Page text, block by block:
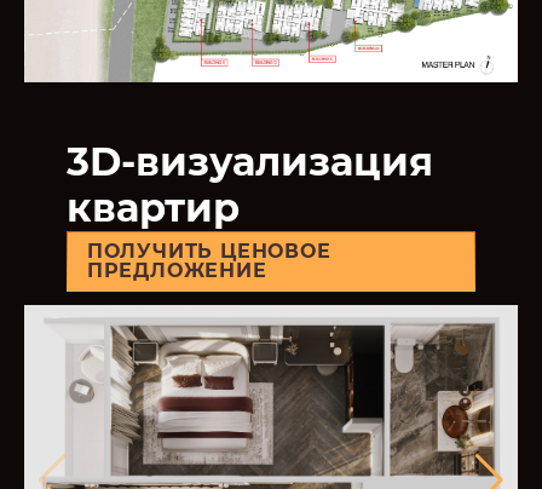
3D-визуализация
квартир
ПОЛУЧИТЬ ЦЕНОВОЕ
ПРЕДЛОЖЕНИЕ